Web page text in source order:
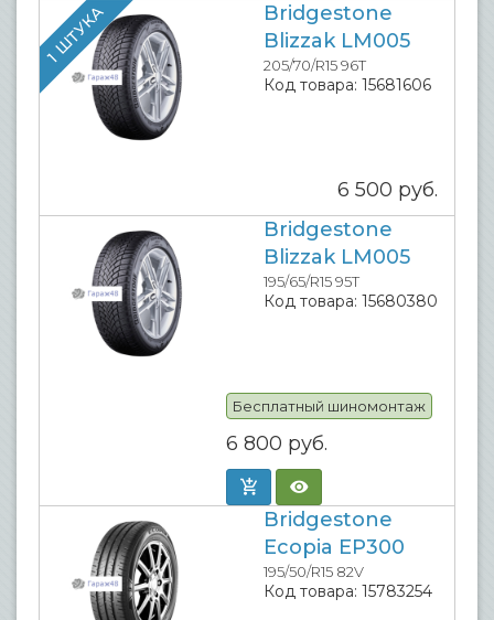
1 ШТУКА
Bridgestone
Blizzak LM005
205/70/R15 96T
Код товара: 15681606
6 500 руб.
Bridgestone
Blizzak LM005
195/65/R15 95T
Код товара: 15680380
Бесплатный шиномонтаж
6 800 руб.
Bridgestone
Ecopia EP300
195/50/R15 82V
Код товара: 15783254